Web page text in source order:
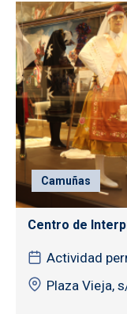
Camuñas
Centro de
Actividad
Plaza Vieja,